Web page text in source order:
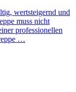
wertsteigernd und
muss nicht
professionellen
…